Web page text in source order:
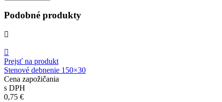
Podobné produkty
Prejsť na produkt
Stenové debnenie 150×30
Cena zapožičania
s DPH
0,75 €